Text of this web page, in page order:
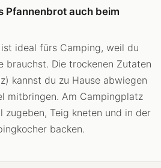
Pfannenbrot auch beim
ideal fürs Camping, weil du
brauchst. Die trockenen Zutaten
kannst du zu Hause abwiegen
mitbringen. Am Campingplatz
zugeben, Teig kneten und in der
backen.